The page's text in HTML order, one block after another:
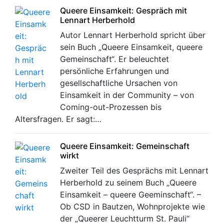
Queere Einsamkeit: Gespräch mit
Lennart Herberhold
Autor Lennart Herberhold spricht über
sein Buch „Queere Einsamkeit, queere
Gemeinschaft“. Er beleuchtet
persönliche Erfahrungen und
gesellschaftliche Ursachen von
Einsamkeit in der Community – von
Coming-out-Prozessen bis
Altersfragen. Er sagt:…
Queere Einsamkeit: Gemeinschaft
wirkt
Zweiter Teil des Gesprächs mit Lennart
Herberhold zu seinem Buch „Queere
Einsamkeit – queere Geeminschaft“. –
Ob CSD in Bautzen, Wohnprojekte wie
der „Queerer Leuchtturm St. Pauli“